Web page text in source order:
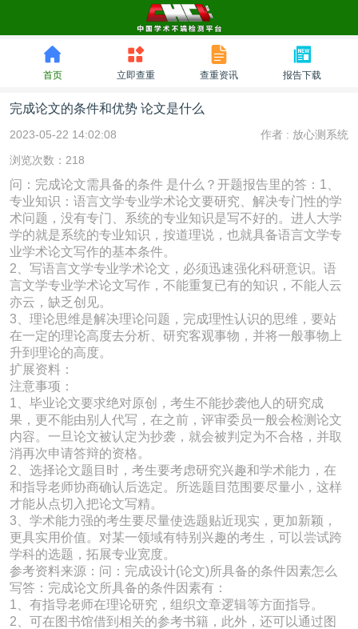
首页 立即查重 查重资讯 报告下载
完成论文的条件和优势 论文是什么
2023-05-22 14:02:08 作者 : 放心测系统
浏览次数：218
问：完成论文需具备的条件 是什么？开题报告里的答：1、
专业知识：语言文学专业学术论文要研究、解决专门性的学
术问题，没有专门、系统的专业知识是写不好的。进人大学
学的就是系统的专业知识，按道理说，也就具备语言文学专
业学术论文写作的基本条件。
2、写语言文学专业学术论文，必须迅速强化科研意识。语
言文学专业学术论文写作，不能重复已有的知识，不能人云
亦云，缺乏创见。
3、理论思维是解决理论问题，完成理性认识的思维，要站
在一定的理论高度去分析、研究客观事物，并将一般事物上
升到理论的高度。
扩展资料：
注意事项：
1、毕业论文要求绝对原创，考生不能抄袭他人的研究成
果，更不能由别人代写，在之前，评审委员一般会检测论文
内容。一旦论文被认定为抄袭，就会被判定为不合格，并取
消再次申请答辩的资格。
2、选择论文题目时，考生要考虑研究兴趣和学术能力，在
和指导老师协商确认后选定。所选题目范围要尽量小，这样
才能从点切入把论文写精。
3、学术能力强的考生要尽量使选题贴近现实，更加新颖，
更具实用价值。对某一领域有特别兴趣的考生，可以尝试跨
学科的选题，拓展专业宽度。
参考资料来源：问：完成设计(论文)所具备的条件因素怎么
写答：完成论文所具备的条件因素有：
1、有指导老师在理论研究，组织文章逻辑等方面指导。
2、可在图书馆借到相关的参考书籍，此外，还可以通过图